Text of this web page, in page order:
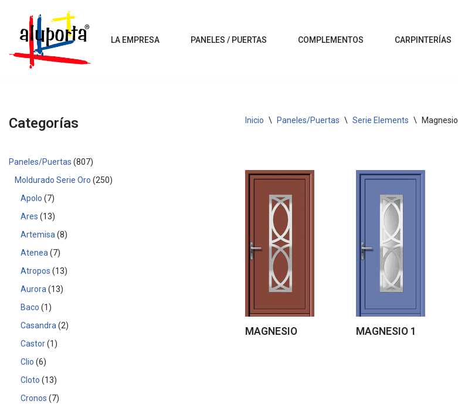
Saltar
contenido
LA EMPRESA PANELES / PUERTAS COMPLEMENTOS CARPINTERÍAS
Categorías
Paneles/Puertas 807
Moldurado Serie Oro 250
Apolo
7
Ares
13
Artemisa 8
Atenea
7
Atropos
13
Aurora
13
Baco
1
Casandra 2
Castor 1
Clio 6
Cloto
13
Cronos
7
Inicio \ Paneles/Puertas \ Serie Elements \ Magnesio
MAGNESIO MAGNESIO 1